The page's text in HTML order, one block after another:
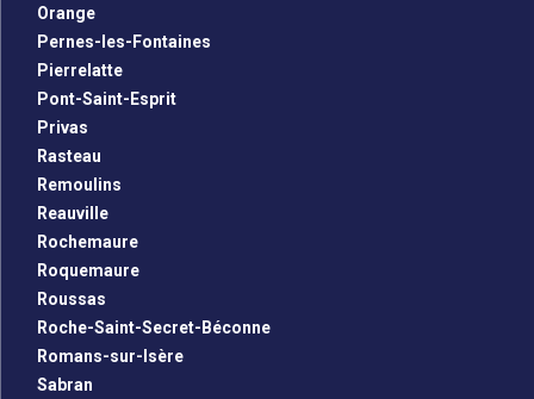
Orange
Pernes-les-Fontaines
Pierrelatte
Pont-Saint-Esprit
Privas
Rasteau
Remoulins
Reauville
Rochemaure
Roquemaure
Roussas
Roche-Saint-Secret-Béconne
Romans-sur-Isère
Sabran